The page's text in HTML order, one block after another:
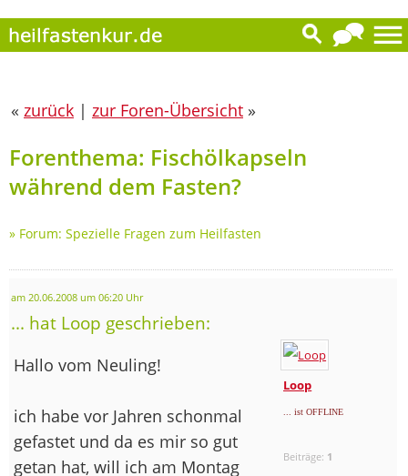
« zurück | zur Foren-Übersicht »
Forenthema: Fischölkapseln
während dem Fasten?
» Forum: Spezielle Fragen zum Heilfasten
am 20.06.2008 um 06:20 Uhr
... hat Loop geschrieben:
Loop
... ist OFFLINE
Beiträge: 1
Hallo vom Neuling!
ich habe vor Jahren schonmal
gefastet und da es mir so gut
getan hat, will ich am Montag